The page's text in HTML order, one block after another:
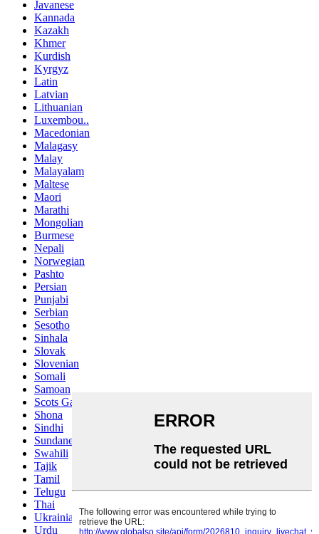
Javanese
Kannada
Kazakh
Khmer
Kurdish
Kyrgyz
Latin
Latvian
Lithuanian
Luxembou..
Macedonian
Malagasy
Malay
Malayalam
Maltese
Maori
Marathi
Mongolian
Burmese
Nepali
Norwegian
Pashto
Persian
Punjabi
Serbian
Sesotho
Sinhala
Slovak
Slovenian
Somali
Samoan
Scots Gaelic
Shona
Sindhi
Sundanese
Swahili
Tajik
Tamil
Telugu
Thai
Ukrainian
Urdu